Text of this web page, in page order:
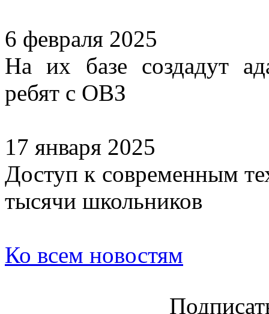
6 февраля 2025
На их базе создадут
ребят с ОВЗ
17 января 2025
Доступ к современным
тысячи школьников
Ко всем новостям